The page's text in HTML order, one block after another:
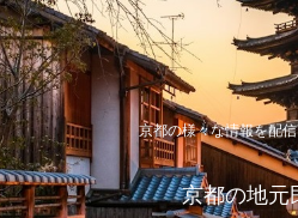
京都の様々な情報を配
京都の地元